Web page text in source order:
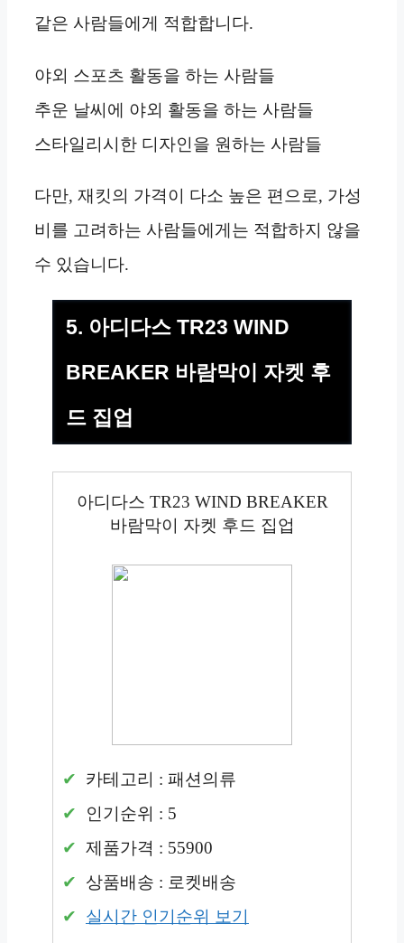
같은 사람들에게 적합합니다.
야외 스포츠 활동을 하는 사람들
추운 날씨에 야외 활동을 하는 사람들
스타일리시한 디자인을 원하는 사람들
다만, 재킷의 가격이 다소 높은 편으로, 가성
비를 고려하는 사람들에게는 적합하지 않을
수 있습니다.
5. 아디다스 TR23 WIND
BREAKER 바람막이 자켓 후
드 집업
아디다스 TR23 WIND BREAKER
바람막이 자켓 후드 집업
카테고리 : 패션의류
인기순위 : 5
제품가격 : 55900
상품배송 : 로켓배송
실시간 인기순위 보기